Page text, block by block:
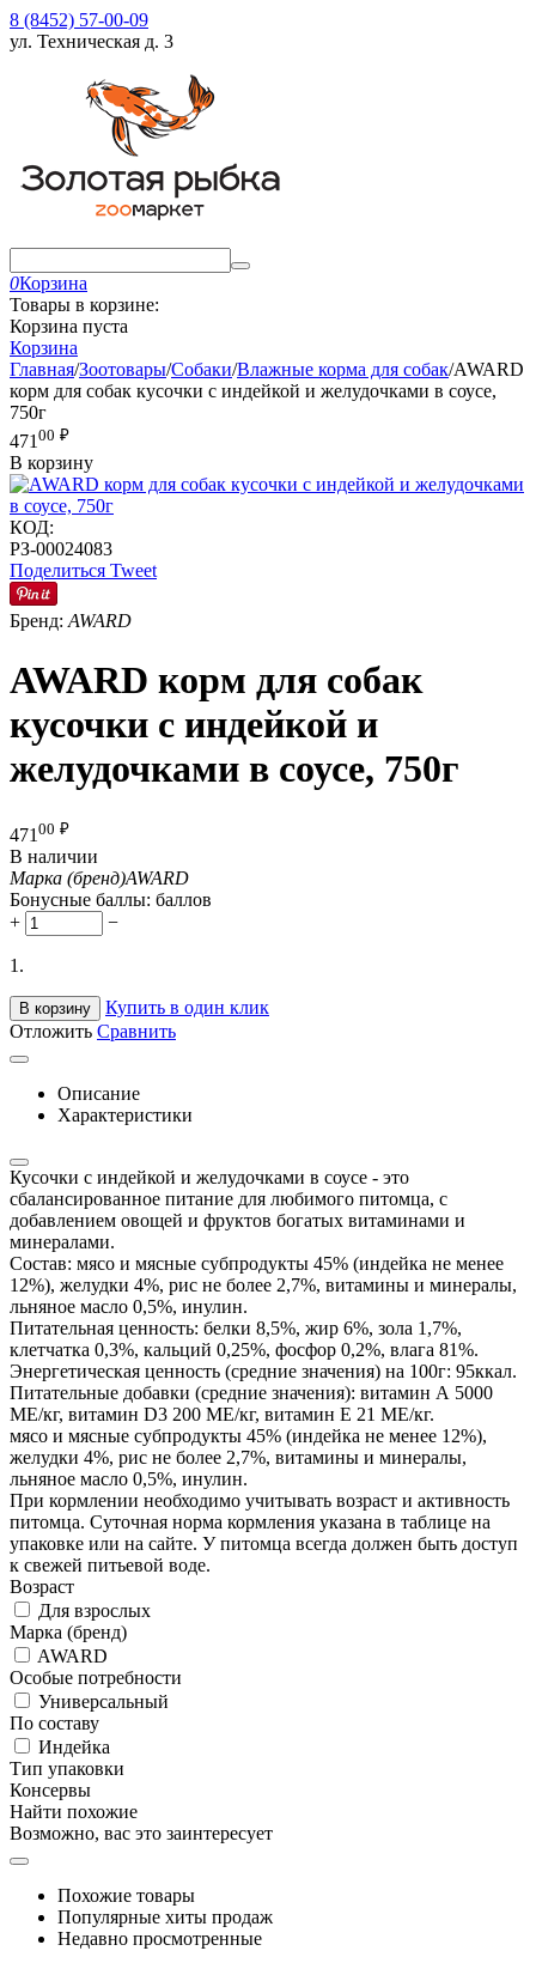
8 (8452) 57-00-09
ул. Техническая д. 3
0Корзина
Товары в корзине:
Корзина пуста
Корзина
Главная/Зоотовары/Собаки/Влажные корма для собак/AWARD
корм для собак кусочки с индейкой и желудочками в соусе,
750г
471 00 ₽
В корзину
КОД:
РЗ-00024083
Поделиться Tweet
Бренд: AWARD
AWARD корм для собак
кусочки с индейкой и
желудочками в соусе, 750г
471 00 ₽
В наличии
Марка (бренд)AWARD
Бонусные баллы: баллов
+
−
1.
В корзину
Купить в один клик
Отложить Сравнить
Описание
Характеристики
Кусочки с индейкой и желудочками в соусе - это
сбалансированное питание для любимого питомца, с
добавлением овощей и фруктов богатых витаминами и
минералами.
Состав: мясо и мясные субпродукты 45% (индейка не менее
12%), желудки 4%, рис не более 2,7%, витамины и минералы,
льняное масло 0,5%, инулин.
Питательная ценность: белки 8,5%, жир 6%, зола 1,7%,
клетчатка 0,3%, кальций 0,25%, фосфор 0,2%, влага 81%.
Энергетическая ценность (средние значения) на 100г: 95ккал.
Питательные добавки (средние значения): витамин А 5000
МЕ/кг, витамин D3 200 МЕ/кг, витамин Е 21 МЕ/кг.
мясо и мясные субпродукты 45% (индейка не менее 12%),
желудки 4%, рис не более 2,7%, витамины и минералы,
льняное масло 0,5%, инулин.
При кормлении необходимо учитывать возраст и активность
питомца. Суточная норма кормления указана в таблице на
упаковке или на сайте. У питомца всегда должен быть доступ
к свежей питьевой воде.
Возраст
Для взрослых
Марка (бренд)
AWARD
Особые потребности
Универсальный
По составу
Индейка
Тип упаковки
Консервы
Найти похожие
Возможно, вас это заинтересует
Похожие товары
Популярные хиты продаж
Недавно просмотренные